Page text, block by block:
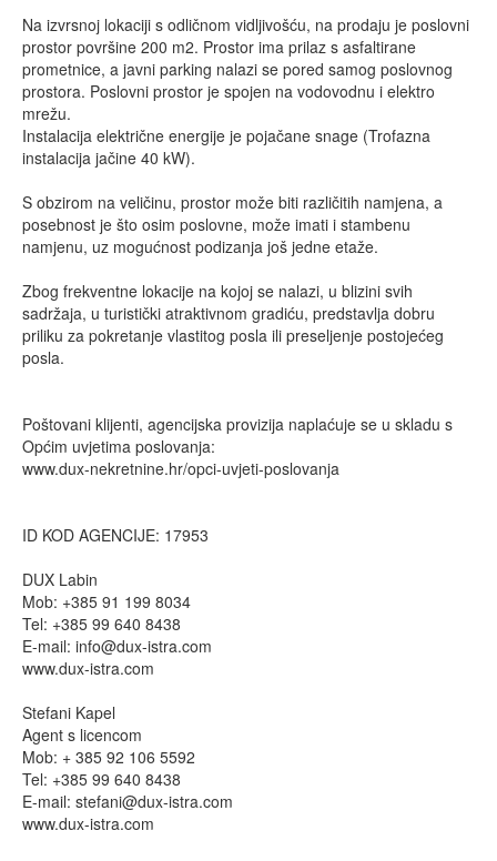
Na izvrsnoj lokaciji s odličnom vidljivošću, na prodaju je poslovni
prostor površine 200 m2. Prostor ima prilaz s asfaltirane
prometnice, a javni parking nalazi se pored samog poslovnog
prostora. Poslovni prostor je spojen na vodovodnu i elektro
mrežu.
Instalacija električne energije je pojačane snage (Trofazna
instalacija jačine 40 kW).
S obzirom na veličinu, prostor može biti različitih namjena, a
posebnost je što osim poslovne, može imati i stambenu
namjenu, uz mogućnost podizanja još jedne etaže.
Zbog frekventne lokacije na kojoj se nalazi, u blizini svih
sadržaja, u turistički atraktivnom gradiću, predstavlja dobru
priliku za pokretanje vlastitog posla ili preseljenje postojećeg
posla.
Poštovani klijenti, agencijska provizija naplaćuje se u skladu s
Općim uvjetima poslovanja:
www.dux-nekretnine.hr/opci-uvjeti-poslovanja
ID KOD AGENCIJE: 17953
DUX Labin
Mob: +385 91 199 8034
Tel: +385 99 640 8438
E-mail: info@dux-istra.com
www.dux-istra.com
Stefani Kapel
Agent s licencom
Mob: + 385 92 106 5592
Tel: +385 99 640 8438
E-mail: stefani@dux-istra.com
www.dux-istra.com